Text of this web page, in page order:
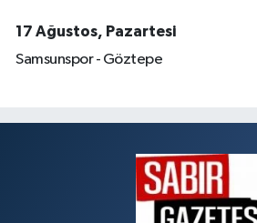
17 Ağustos, Pazartesi
Samsunspor - Göztepe